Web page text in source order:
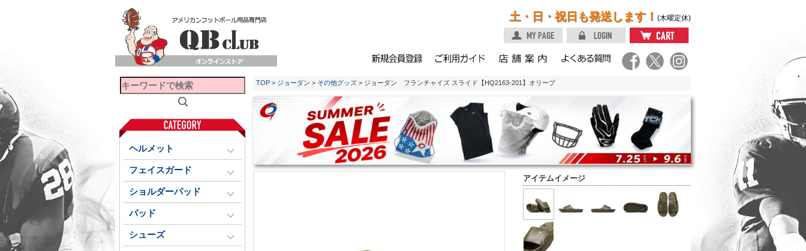
土・日・祝日も発送します！ (木曜定休)
ヘルメット
フェイスガード
ショルダーパッド
パッド
シューズ
TOP > ジョーダン > その他グッズ > ジョーダン フランチャイズ スライド【HQ2163-201】オリーブ
アイテムイメージ